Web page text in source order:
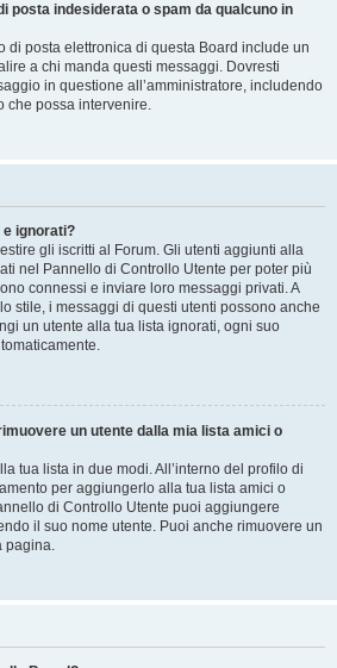
posta indesiderata o spam da qualcuno in
di posta elettronica di questa Board include un
a chi manda questi messaggi. Dovresti
in questione all’amministratore, includendo
che possa intervenire.
e ignorati?
gli iscritti al Forum. Gli utenti aggiunti alla
nel Pannello di Controllo Utente per poter più
connessi e inviare loro messaggi privati. A
stile, i messaggi di questi utenti possono anche
un utente alla tua lista ignorati, ogni suo
un utente dalla mia lista amici o
tua lista in due modi. All’interno del profilo di
per aggiungerlo alla tua lista amici o
di Controllo Utente puoi aggiungere
il suo nome utente. Puoi anche rimuovere un
pagina.